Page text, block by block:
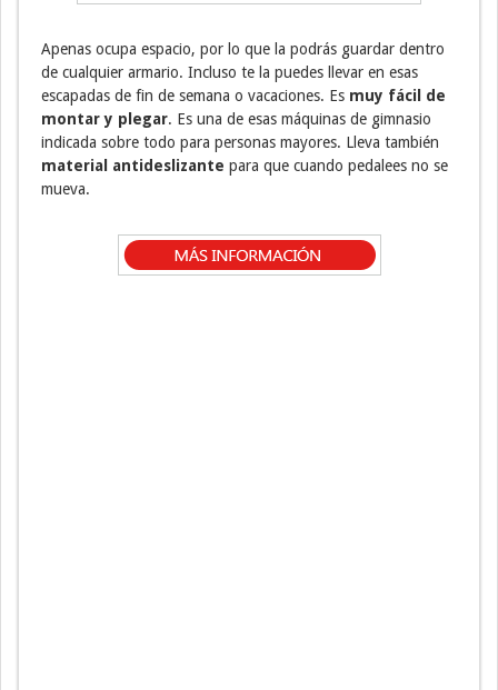
Apenas ocupa espacio, por lo que la podrás guardar dentro
de cualquier armario. Incluso te la puedes llevar en esas
escapadas de fin de semana o vacaciones. Es muy fácil de
montar y plegar. Es una de esas máquinas de gimnasio
indicada sobre todo para personas mayores. Lleva también
material antideslizante para que cuando pedalees no se
mueva.